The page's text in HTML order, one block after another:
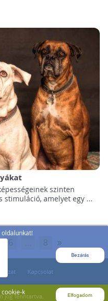
oldalunkat!
Bezárás
k
Elfogadom
szinten
amelyet egy ...
6 ... 8 »